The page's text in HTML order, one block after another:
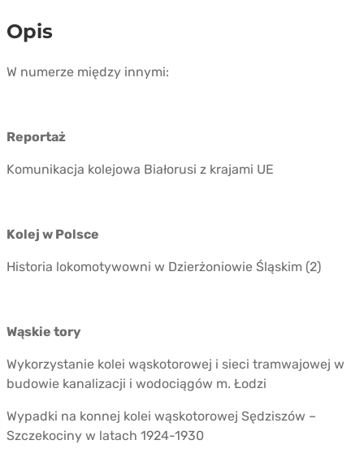
Opis
W numerze między innymi:
Reportaż
Komunikacja kolejowa Białorusi z krajami UE
Kolej w Polsce
Historia lokomotywowni w Dzierżoniowie Śląskim (2)
Wąskie tory
Wykorzystanie kolei wąskotorowej i sieci tramwajowej w
budowie kanalizacji i wodociągów m. Łodzi
Wypadki na konnej kolei wąskotorowej Sędziszów –
Szczekociny w latach 1924-1930